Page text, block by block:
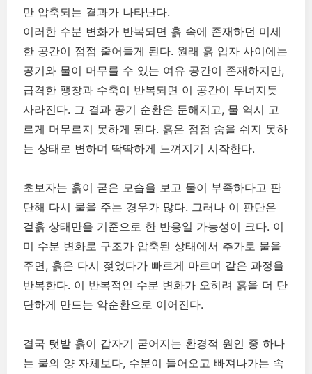
만 압축되는 결과가 나타난다.
이러한 수분 변화가 반복되면 흙 속에 존재하던 미세
한 공간이 점점 줄어들게 된다. 원래 흙 입자 사이에는
공기와 물이 머무를 수 있는 여유 공간이 존재하지만,
급격한 팽창과 수축이 반복되면 이 공간이 무너지듯
사라진다. 그 결과 공기 순환은 둔해지고, 물 역시 고
르게 머무르지 못하게 된다. 흙은 점점 숨을 쉬지 못하
는 상태로 변하며 딱딱하게 느껴지기 시작한다.
초보자는 흙이 굳은 모습을 보고 물이 부족하다고 판
단해 다시 물을 주는 경우가 많다. 그러나 이 판단은
겉흙 상태만을 기준으로 한 반응일 가능성이 크다. 이
미 수분 변화로 구조가 압축된 상태에서 추가로 물을
주면, 흙은 다시 젖었다가 빠르게 마르며 같은 과정을
반복한다. 이 반복적인 수분 변화가 오히려 흙을 더 단
단하게 만드는 악순환으로 이어진다.
결국 텃밭 흙이 갑자기 굳어지는 환경적 원인 중 하나
는 물의 양 자체보다, 수분이 들어오고 빠져나가는 속